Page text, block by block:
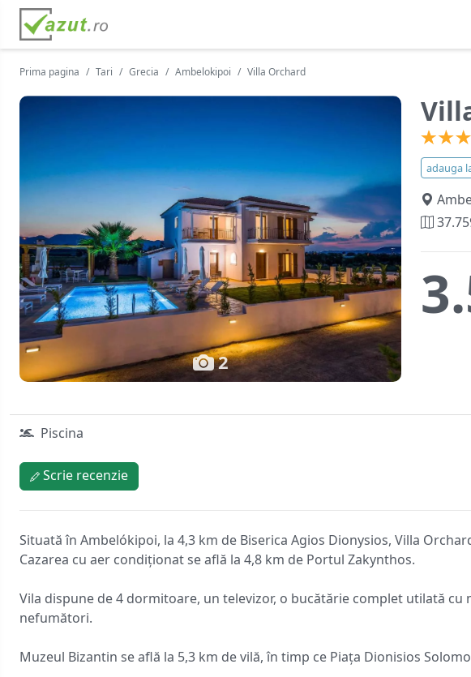
Prima pagina Tari Grecia Ambelokipoi Villa Orchard
2
adauga
Piscina
Scrie recenzie
Situată în Ambelókipoi, la 4,3 km de Biserica Agios Dionysios, Villa
Cazarea cu aer condiționat se află la 4,8 km de Portul Zakynthos.
Vila dispune de 4 dormitoare, un televizor, o bucătărie complet utilată cu
nefumători.
Muzeul Bizantin se află la 5,3 km de vilă, în timp ce Piața Dionisios